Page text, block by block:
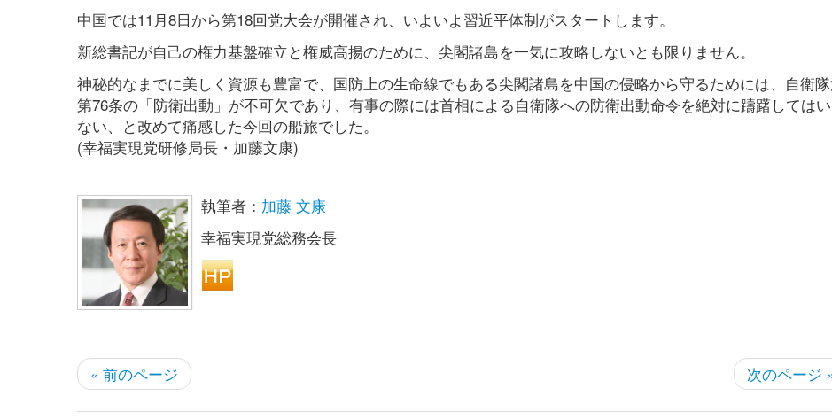
中国では11月8日から第18回党大会が開催され、いよいよ習近平体制がスタートします。
新総書記が自己の権力基盤確立と権威高揚のために、尖閣諸島を一気に攻略しないとも限りません。
神秘的なまでに美しく資源も豊富で、国防上の生命線でもある尖閣諸島を中国の侵略から守るためには、自衛
第76条の「防衛出動」が不可欠であり、有事の際には首相による自衛隊への防衛出動命令を絶対に躊躇しては
ない、と改めて痛感した今回の船旅でした。
(幸福実現党研修局長・加藤文康)
執筆者： 加藤 文康
幸福実現党総務会長
« 前のページ 次のページ